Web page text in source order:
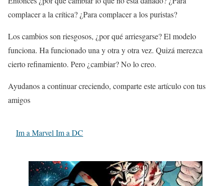
complacer a la crítica? ¿Para complacer a los puristas?
Los cambios son riesgosos, ¿por qué arriesgarse? El modelo
funciona. Ha funcionado una y otra y otra vez. Quizá merezca
cierto refinamiento. Pero ¿cambiar? No lo creo.
Ayudanos a continuar creciendo, comparte este artículo con tus
amigos
Im a Marvel Im a DC